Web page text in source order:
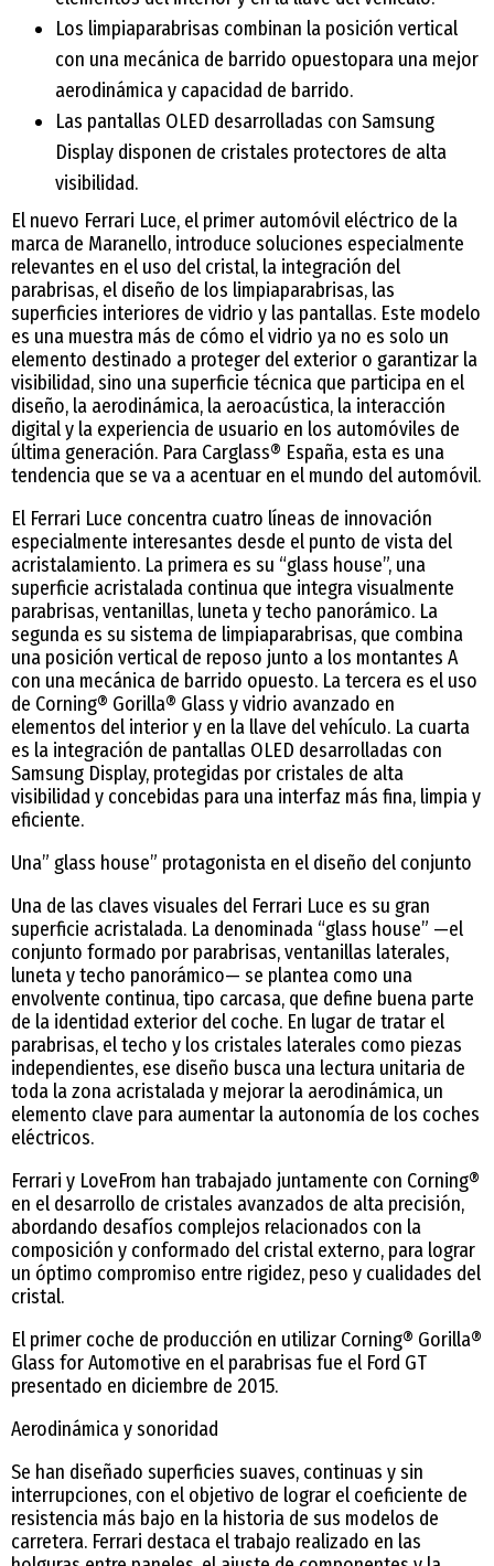
Los limpiaparabrisas combinan la posición vertical
con una mecánica de barrido opuestopara una mejor
aerodinámica y capacidad de barrido.
Las pantallas OLED desarrolladas con Samsung
Display disponen de cristales protectores de alta
visibilidad.
El nuevo Ferrari Luce, el primer automóvil eléctrico de la
marca de Maranello, introduce soluciones especialmente
relevantes en el uso del cristal, la integración del
parabrisas, el diseño de los limpiaparabrisas, las
superficies interiores de vidrio y las pantallas. Este modelo
es una muestra más de cómo el vidrio ya no es solo un
elemento destinado a proteger del exterior o garantizar la
visibilidad, sino una superficie técnica que participa en el
diseño, la aerodinámica, la aeroacústica, la interacción
digital y la experiencia de usuario en los automóviles de
última generación. Para Carglass® España, esta es una
tendencia que se va a acentuar en el mundo del automóvil.
El Ferrari Luce concentra cuatro líneas de innovación
especialmente interesantes desde el punto de vista del
acristalamiento. La primera es su “glass house”, una
superficie acristalada continua que integra visualmente
parabrisas, ventanillas, luneta y techo panorámico. La
segunda es su sistema de limpiaparabrisas, que combina
una posición vertical de reposo junto a los montantes A
con una mecánica de barrido opuesto. La tercera es el uso
de Corning® Gorilla® Glass y vidrio avanzado en
elementos del interior y en la llave del vehículo. La cuarta
es la integración de pantallas OLED desarrolladas con
Samsung Display, protegidas por cristales de alta
visibilidad y concebidas para una interfaz más fina, limpia y
eficiente.
Una” glass house” protagonista en el diseño del conjunto
Una de las claves visuales del Ferrari Luce es su gran
superficie acristalada. La denominada “glass house” —el
conjunto formado por parabrisas, ventanillas laterales,
luneta y techo panorámico— se plantea como una
envolvente continua, tipo carcasa, que define buena parte
de la identidad exterior del coche. En lugar de tratar el
parabrisas, el techo y los cristales laterales como piezas
independientes, ese diseño busca una lectura unitaria de
toda la zona acristalada y mejorar la aerodinámica, un
elemento clave para aumentar la autonomía de los coches
eléctricos.
Ferrari y LoveFrom han trabajado juntamente con Corning®
en el desarrollo de cristales avanzados de alta precisión,
abordando desafíos complejos relacionados con la
composición y conformado del cristal externo, para lograr
un óptimo compromiso entre rigidez, peso y cualidades del
cristal.
El primer coche de producción en utilizar Corning® Gorilla®
Glass for Automotive en el parabrisas fue el Ford GT
presentado en diciembre de 2015.
Aerodinámica y sonoridad
Se han diseñado superficies suaves, continuas y sin
interrupciones, con el objetivo de lograr el coeficiente de
resistencia más bajo en la historia de sus modelos de
carretera. Ferrari destaca el trabajo realizado en las